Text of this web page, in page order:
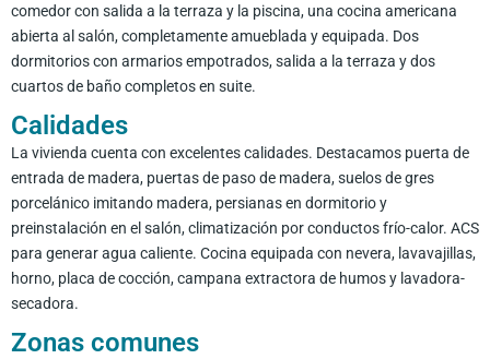
comedor con salida a la terraza y la piscina, una cocina americana
abierta al salón, completamente amueblada y equipada. Dos
dormitorios con armarios empotrados, salida a la terraza y dos
cuartos de baño completos en suite.
Calidades
La vivienda cuenta con excelentes calidades. Destacamos puerta de
entrada de madera, puertas de paso de madera, suelos de gres
porcelánico imitando madera, persianas en dormitorio y
preinstalación en el salón, climatización por conductos frío-calor. ACS
para generar agua caliente. Cocina equipada con nevera, lavavajillas,
horno, placa de cocción, campana extractora de humos y lavadora-
secadora.
Zonas comunes